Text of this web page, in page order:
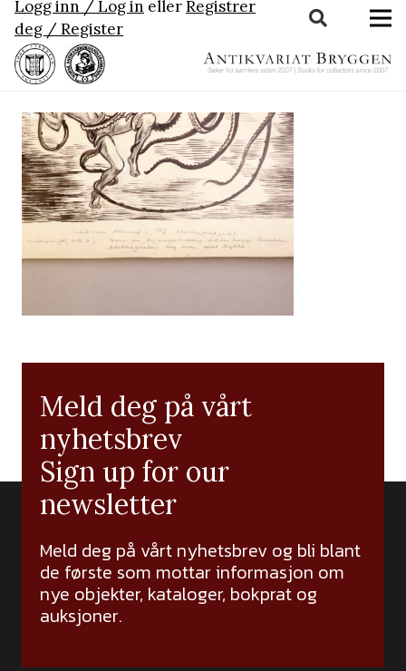
Logg inn / Log in ellerRegistrer
deg / Register
Meld deg på vårt
nyhetsbrev
Sign up for our
newsletter
Meld deg på vårt nyhetsbrev og bli blant
de første som mottar informasjon om
nye objekter, kataloger, bokprat og
auksjoner.